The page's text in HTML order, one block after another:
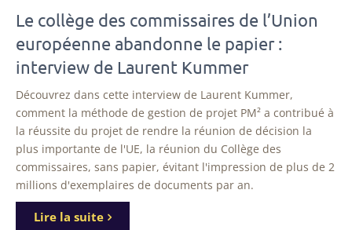
Le collège des commissaires de l’Union
européenne abandonne le papier :
interview de Laurent Kummer
Découvrez dans cette interview de Laurent Kummer,
comment la méthode de gestion de projet PM² a contribué à
la réussite du projet de rendre la réunion de décision la
plus importante de l'UE, la réunion du Collège des
commissaires, sans papier, évitant l'impression de plus de 2
millions d'exemplaires de documents par an.
Lire la suite